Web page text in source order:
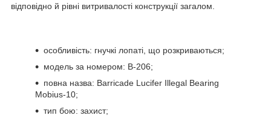
відповідно й рівні витривалості конструкції загалом.
особливість: гнучкі лопаті, що розкриваються;
модель за номером: B-206;
повна назва: Barricade Lucifer Illegal Bearing
Mobius-10;
тип бою: захист;